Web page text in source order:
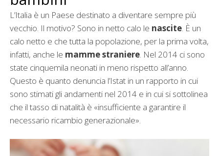
L’Italia è un Paese destinato a diventare sempre più
vecchio. Il motivo? Sono in netto calo le nascite. È un
calo netto e che tutta la popolazione, per la prima volta,
infatti, anche le mamme straniere. Nel 2014 ci sono
state cinquemila neonati in meno rispetto all’anno.
Questo è quanto denuncia l’Istat in un rapporto in cui
sono stimati gli andamenti nel 2014 e in cui si sottolinea
che il tasso di natalità è «insufficiente a garantire il
necessario ricambio generazionale».